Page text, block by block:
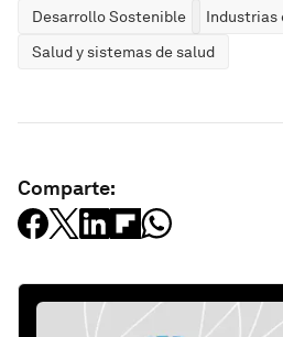
Desarrollo Sostenible
Industrias
Salud y sistemas de salud
Comparte: